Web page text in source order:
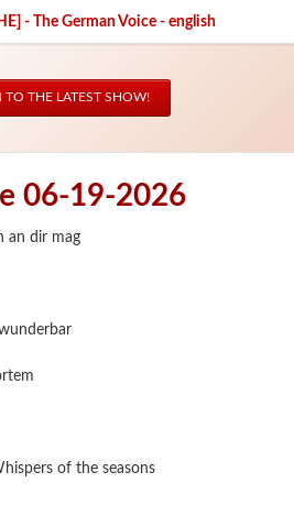
TO THE LATEST SHOW!
06-19-2026
an dir mag
of the seasons